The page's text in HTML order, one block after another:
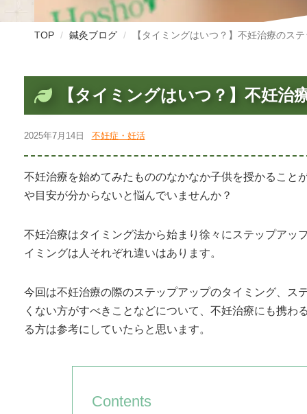
TOP 鍼灸ブログ 【タイミングはいつ？】不妊治療のス
【タイミングはいつ？】不妊
2025年7月14日 不妊症・妊活
不妊治療を始めてみたもののなかなか子供を授かること
や目安が分からないと悩んでいませんか？
不妊治療はタイミング法から始まり徐々にステップアッ
イミングは人それぞれ違いはあります。
今回は不妊治療の際のステップアップのタイミング、ス
くない方がすべきことなどについて、不妊治療にも携
る方は参考にしていたらと思います。
Contents